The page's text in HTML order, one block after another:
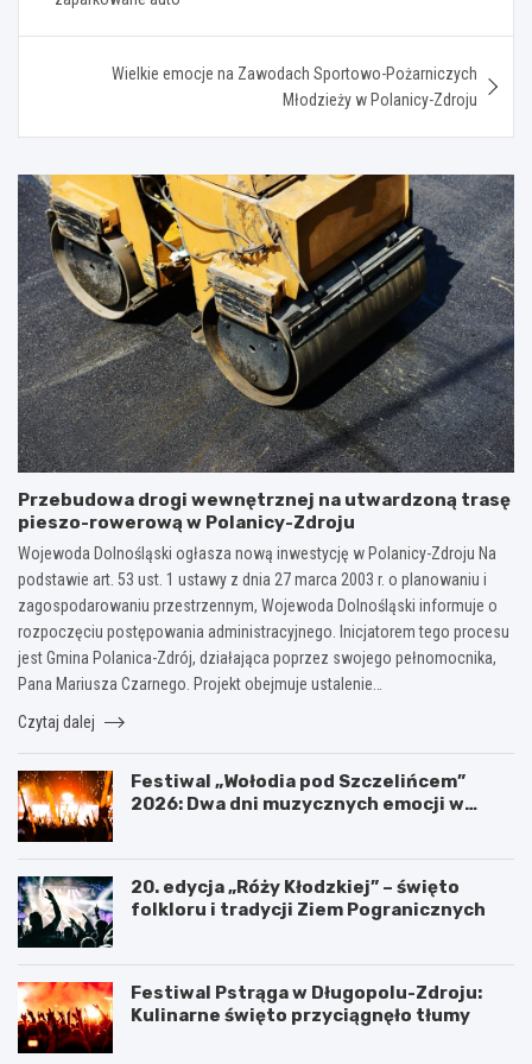
Wielkie emocje na Zawodach Sportowo-Pożarniczych
Młodzieży w Polanicy-Zdroju
Przebudowa drogi wewnętrznej na utwardzoną trasę
pieszo-rowerową w Polanicy-Zdroju
Wojewoda Dolnośląski ogłasza nową inwestycję w Polanicy-Zdroju Na
podstawie art. 53 ust. 1 ustawy z dnia 27 marca 2003 r. o planowaniu i
zagospodarowaniu przestrzennym, Wojewoda Dolnośląski informuje o
rozpoczęciu postępowania administracyjnego. Inicjatorem tego procesu
jest Gmina Polanica-Zdrój, działająca poprzez swojego pełnomocnika,
Pana Mariusza Czarnego. Projekt obejmuje ustalenie…
Czytaj dalej
Festiwal „Wołodia pod Szczelińcem”
2026: Dwa dni muzycznych emocji w
20. edycja „Róży Kłodzkiej” – święto
folkloru i tradycji Ziem Pogranicznych
Festiwal Pstrąga w Długopolu-Zdroju:
Kulinarne święto przyciągnęło tłumy